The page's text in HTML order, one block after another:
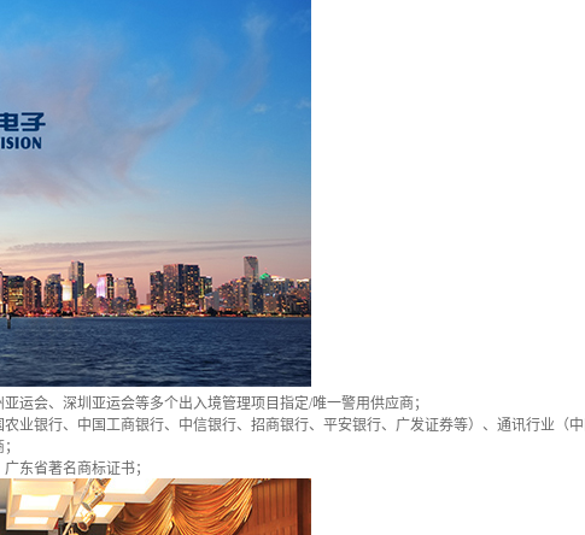
运会、深圳亚运会等多个出入境管理项目指定/唯一警用供应商；
业银行、中国工商银行、中信银行、招商银行、平安银行、广发证券等）、通讯行业（
东省著名商标证书；